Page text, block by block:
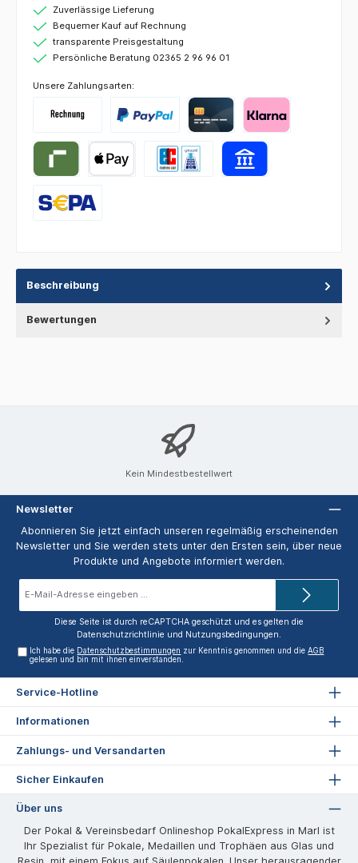
Zuverlässige Lieferung
Bequemer Kauf auf Rechnung
transparente Preisgestaltung
Persönliche Beratung 02365 2 96 96 01
Unsere Zahlungsarten:
Beschreibung
Bewertungen
Kein Mindestbestellwert
Newsletter
Abonnieren Sie jetzt einfach unseren regelmäßig erscheinenden
Newsletter und Sie werden stets unter den Ersten sein, über neue
Produkte und Angebote informiert werden.
Diese Seite ist durch reCAPTCHA geschützt und es gelten die
Datenschutzrichtlinie und Nutzungsbedingungen.
Ich habe die Datenschutzbestimmungen zur Kenntnis genommen und dieAGB
gelesen und bin mit ihnen einverstanden.
Service-Hotline
Informationen
Zahlungs- und Versandarten
Sicher Einkaufen
Über uns
Der Pokal & Vereinsbedarf Onlineshop PokalExpress in Marl ist
Ihr Spezialist für Pokale, Medaillen und Trophäen aus Glas und